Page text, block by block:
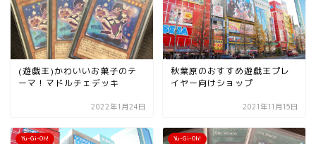
(遊戯王)かわいいお菓子のテ
ーマ！マドルチェデッキ
2022年1月24日
秋葉原のおすすめ遊戯王プレ
イヤー向けショップ
2021年11月15日
Yu-Gi-Oh! Yu-Gi-Oh!